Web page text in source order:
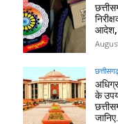
आदेश,
के